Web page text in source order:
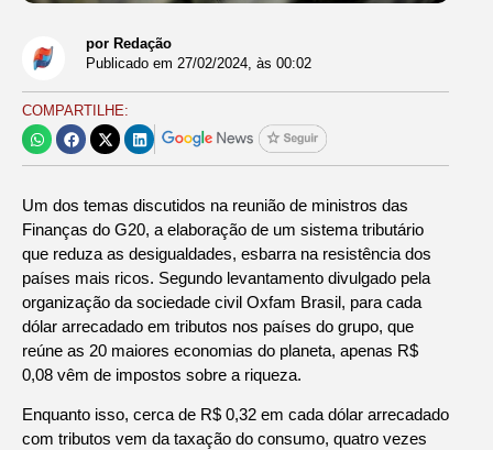
por Redação
Publicado em 27/02/2024, às 00:02
COMPARTILHE:
Um dos temas discutidos na reunião de ministros das
Finanças do G20, a elaboração de um sistema tributário
que reduza as desigualdades, esbarra na resistência dos
países mais ricos. Segundo levantamento divulgado pela
organização da sociedade civil Oxfam Brasil, para cada
dólar arrecadado em tributos nos países do grupo, que
reúne as 20 maiores economias do planeta, apenas R$
0,08 vêm de impostos sobre a riqueza.
Enquanto isso, cerca de R$ 0,32 em cada dólar arrecadado
com tributos vem da taxação do consumo, quatro vezes